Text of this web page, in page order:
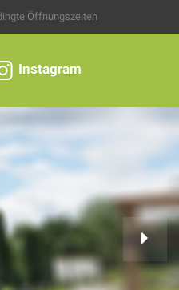
Öffnungszeiten
Instagram